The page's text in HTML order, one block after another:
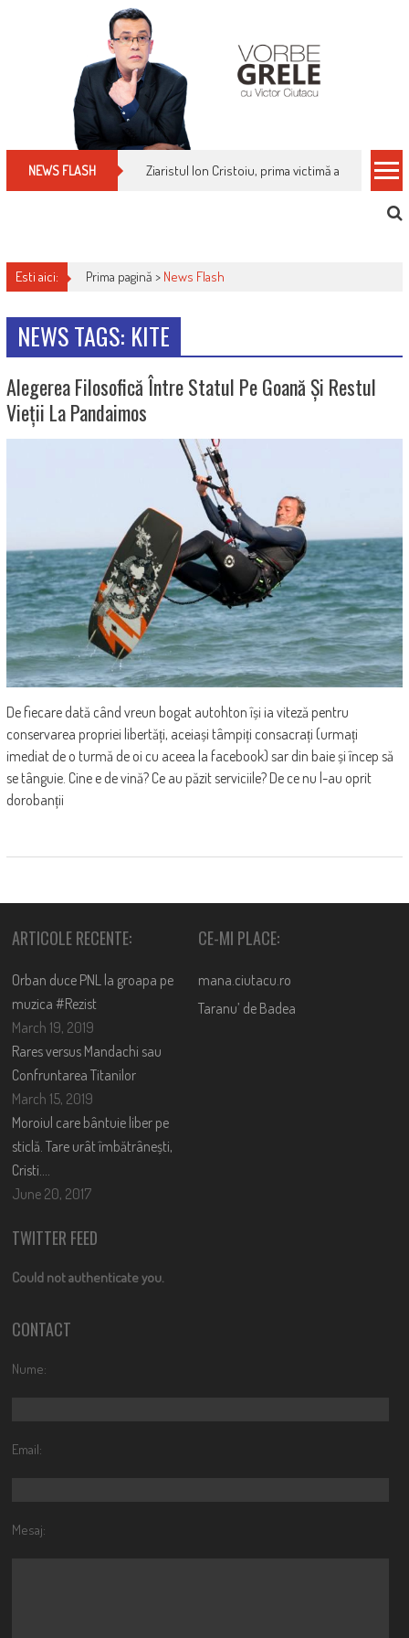
NEWS FLASH Ziaristul Ion Cristoiu, prima victimă a noi
Esti aici: Prima pagină > News Flash
NEWS TAGS: KITE
Alegerea Filosofică Între Statul Pe Goană Și Restul
Vieții La Pandaimos
De fiecare dată când vreun bogat autohton își ia viteză pentru
conservarea propriei libertăți, aceiași tâmpiți consacrați (urmați
imediat de o turmă de oi cu aceea la facebook) sar din baie și încep să
se tânguie. Cine e de vină? Ce au păzit serviciile? De ce nu l-au oprit
dorobanții
ARTICOLE RECENTE:
Orban duce PNL la groapa pe
muzica #Rezist
March 19, 2019
Rares versus Mandachi sau
Confruntarea Titanilor
March 15, 2019
Moroiul care bântuie liber pe
sticlă. Tare urât îmbătrânești,
Cristi….
June 20, 2017
CE-MI PLACE:
mana.ciutacu.ro
Taranu’ de Badea
TWITTER FEED
Could not authenticate you.
CONTACT
Nume:
Email:
Mesaj: